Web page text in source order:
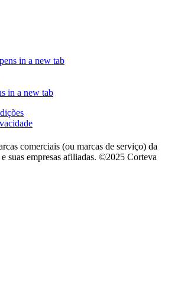
in a new tab
in a new tab
comerciais (ou marcas de serviço) da
suas empresas afiliadas. ©2025 Corteva